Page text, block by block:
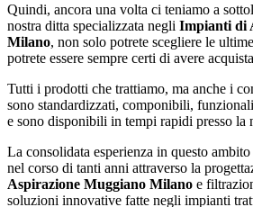
Quindi, ancora una volta ci teniamo a
nostra ditta specializzata negli Impianti di
Milano, non solo potrete scegliere le
potrete essere sempre certi di avere
Tutti i prodotti che trattiamo, ma anche i
sono standardizzati, componibili,
e sono disponibili in tempi rapidi presso la
La consolidata esperienza in questo
nel corso di tanti anni attraverso la
Aspirazione Muggiano Milano e
soluzioni innovative fatte negli impianti